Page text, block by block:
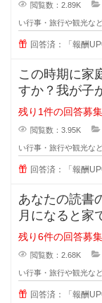
閲覧数：2.89K
い行事・旅行や観光な
回答済：「報酬
この時期に家
すか？我が子
のですが、今
残り1件の回答募集
閲覧数：3.95K
い行事・旅行や観光な
回答済：「報酬
あなたの読書
月になると家
で、たくさん
残り6件の回答募集
閲覧数：2.68K
い行事・旅行や観光な
回答済：「報酬